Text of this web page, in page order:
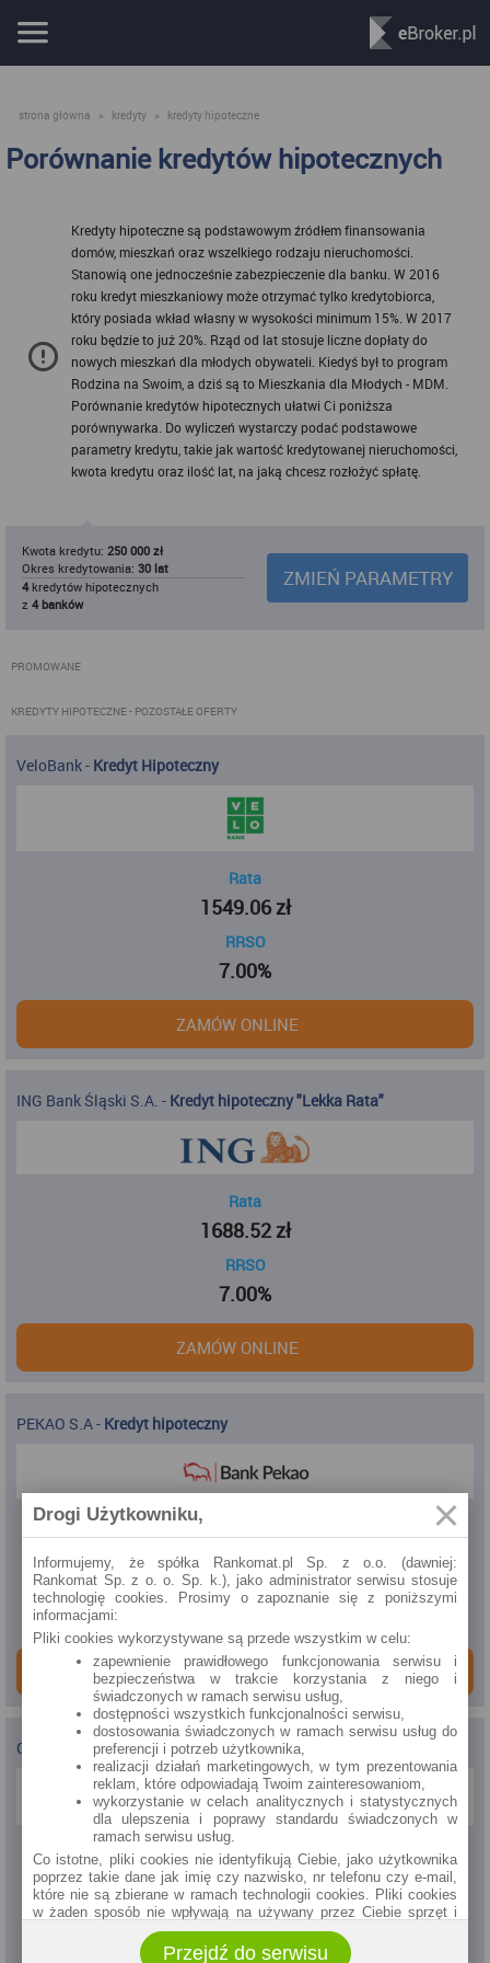
strona główna » kredyty » kredyty hipoteczne
Porównanie kredytów hipotecznych
Kredyty hipoteczne są podstawowym źródłem finansowania
domów, mieszkań oraz wszelkiego rodzaju nieruchomości.
Stanowią one jednocześnie zabezpieczenie dla banku. W 2016
roku kredyt mieszkaniowy może otrzymać tylko kredytobiorca,
który posiada wkład własny w wysokości minimum 15%. W 2017
roku będzie to już 20%. Rząd od lat stosuje liczne dopłaty do
nowych mieszkań dla młodych obywateli. Kiedyś był to program
Rodzina na Swoim, a dziś są to Mieszkania dla Młodych - MDM.
Porównanie kredytów hipotecznych ułatwi Ci poniższa
porównywarka. Do wyliczeń wystarczy podać podstawowe
parametry kredytu, takie jak wartość kredytowanej nieruchomości,
kwota kredytu oraz ilość lat, na jaką chcesz rozłożyć spłatę.
Kwota kredytu: 250 000 zł
Okres kredytowania: 30 lat
4kredytów hipotecznych
z 4 banków
ZMIEŃ PARAMETRY
PROMOWANE
KREDYTY HIPOTECZNE- POZOSTAŁE OFERTY
VeloBank- Kredyt Hipoteczny
Rata
1549.06zł
RRSO
7.00%
ZAMÓW ONLINE
ING Bank Śląski S.A. - Kredyt hipoteczny "Lekka Rata"
Rata
1688.52zł
RRSO
7.00%
ZAMÓW ONLINE
PEKAO S.A- Kredyt hipoteczny
1695.28zł
RRSO
ZAMÓW ONLINE
Citi Handlowy-Kredyt hipoteczny
Rata
1713.93zł
RRSO
7.00%
Drogi Użytkowniku,
Informujemy, że spółka Rankomat.pl Sp. z o.o. (dawniej:
Rankomat Sp. z o. o. Sp. k.), jako administrator serwisu stosuje
technologię cookies. Prosimy o zapoznanie się z poniższymi
informacjami:
Pliki cookies wykorzystywane są przede wszystkim w celu:
zapewnienie prawidłowego funkcjonowania serwisu i
bezpieczeństwa w trakcie korzystania z niego i
świadczonych w ramach serwisu usług,
dostępności wszystkich funkcjonalności serwisu,
dostosowania świadczonych w ramach serwisu usług do
preferencji i potrzeb użytkownika,
realizacji działań marketingowych, w tym prezentowania
reklam, które odpowiadają Twoim zainteresowaniom,
wykorzystanie w celach analitycznych i statystycznych
dla ulepszenia i poprawy standardu świadczonych w
ramach serwisu usług.
Co istotne, pliki cookies nie identyfikują Ciebie, jako użytkownika
poprzez takie dane jak imię czy nazwisko, nr telefonu czy e-mail,
które nie są zbierane w ramach technologii cookies. Pliki cookies
w żaden sposób nie wpływają na używany przez Ciebie sprzęt i
Zakres wykorzystywania plików cookies możliwy jest do
Przejdź do serwisu